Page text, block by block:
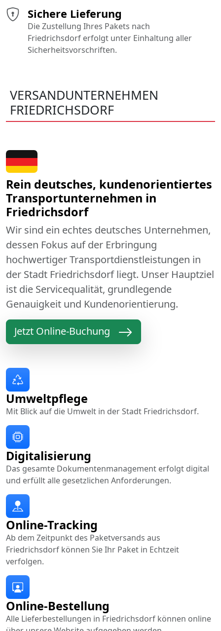
Sichere Lieferung
Die Zustellung Ihres Pakets nach
Friedrichsdorf erfolgt unter Einhaltung aller
Sicherheitsvorschriften.
VERSANDUNTERNEHMEN
FRIEDRICHSDORF
Rein deutsches, kundenorientiertes
Transportunternehmen in
Friedrichsdorf
Wir sind ein echtes deutsches Unternehmen,
dessen Fokus auf der Erbringung
hochwertiger Transportdienstleistungen in
der Stadt Friedrichsdorf liegt. Unser Hauptziel
ist die Servicequalität, grundlegende
Genauigkeit und Kundenorientierung.
Jetzt Online-Buchung
Online-Bestellung
Alle Lieferbestellungen in Friedrichsdorf können online
Online-Tracking
Ab dem Zeitpunkt des Paketversands aus
Friedrichsdorf können Sie Ihr Paket in Echtzeit
verfolgen.
Digitalisierung
Das gesamte Dokumentenmanagement erfolgt digital
und erfüllt alle gesetzlichen Anforderungen.
Umweltpflege
Mit Blick auf die Umwelt in der Stadt Friedrichsdorf.